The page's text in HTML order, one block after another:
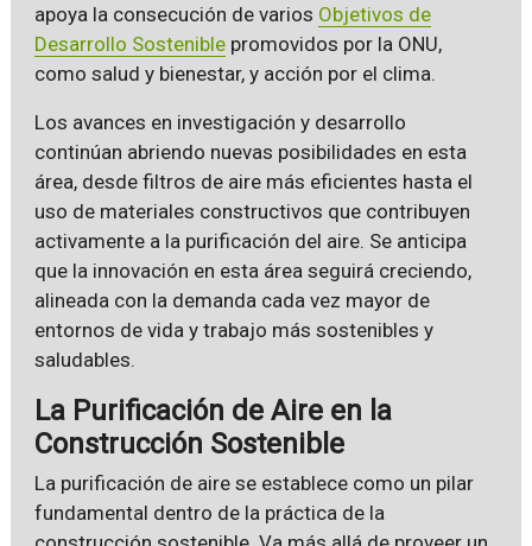
apoya la consecución de varios Objetivos de
Desarrollo Sosteniblepromovidos por la ONU,
como salud y bienestar, y acción por el clima.
Los avances en investigación y desarrollo
continúan abriendo nuevas posibilidades en esta
área, desde filtros de aire más eficientes hasta el
uso de materiales constructivos que contribuyen
activamente a la purificación del aire. Se anticipa
que la innovación en esta área seguirá creciendo,
alineada con la demanda cada vez mayor de
entornos de vida y trabajo más sostenibles y
saludables.
La Purificación de Aire en la
Construcción Sostenible
La purificación de aire se establece como un pilar
fundamental dentro de la práctica de la